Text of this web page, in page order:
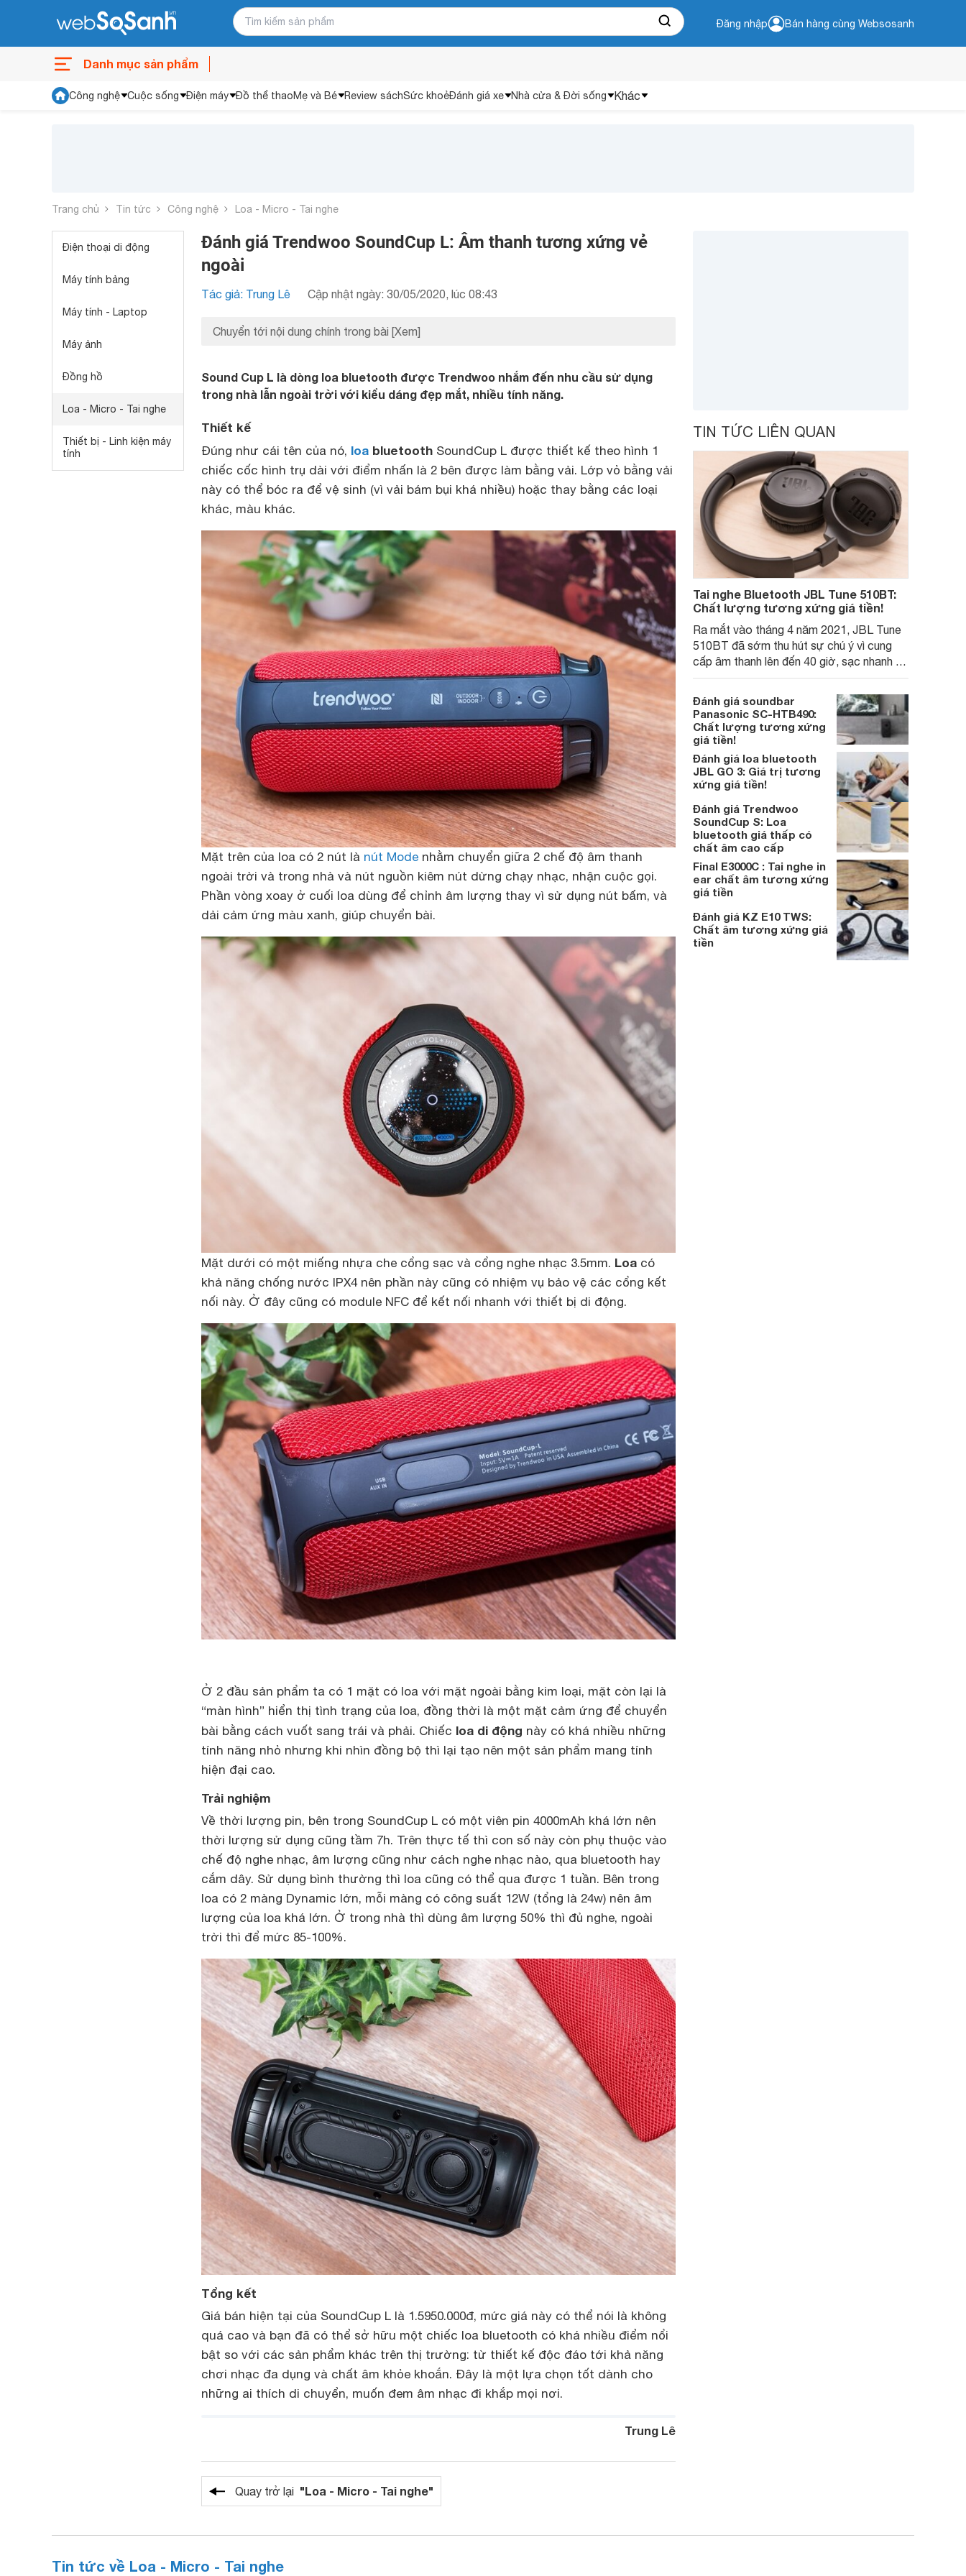
Đăng nhập Bán hàng cùng Websosanh
Danh mục sản phẩm
Công nghệ Cuộc sống Điện máy Đồ thể thaoMẹ và Bé Review sáchSức khoẻĐánh giá xe Nhà cửa & Đời sống Khác
Trang chủ Tin tức Công nghệ Loa - Micro - Tai nghe
Điện thoại di động
Máy tính bảng
Máy tính - Laptop
Máy ảnh
Đồng hồ
Loa - Micro - Tai nghe
Thiết bị - Linh kiện máy
tính
Đánh giá Trendwoo SoundCup L: Âm thanh tương xứng vẻ
ngoài
Tác giả: Trung Lê Cập nhật ngày: 30/05/2020, lúc 08:43
Chuyển tới nội dung chính trong bài [Xem]
Sound Cup L là dòng loa bluetooth được Trendwoo nhắm đến nhu cầu sử dụng
trong nhà lẫn ngoài trời với kiểu dáng đẹp mắt, nhiều tính năng.
Thiết kế
Đúng như cái tên của nó, loa bluetooth SoundCup L được thiết kế theo hình 1
chiếc cốc hình trụ dài với điểm nhấn là 2 bên được làm bằng vải. Lớp vỏ bằng vải
này có thể bóc ra để vệ sinh (vì vải bám bụi khá nhiều) hoặc thay bằng các loại
khác, màu khác.
Mặt trên của loa có 2 nút là nút Mode nhằm chuyển giữa 2 chế độ âm thanh
ngoài trời và trong nhà và nút nguồn kiêm nút dừng chạy nhạc, nhận cuộc gọi.
Phần vòng xoay ở cuối loa dùng để chỉnh âm lượng thay vì sử dụng nút bấm, và
dải cảm ứng màu xanh, giúp chuyển bài.
Mặt dưới có một miếng nhựa che cổng sạc và cổng nghe nhạc 3.5mm. Loa có
khả năng chống nước IPX4 nên phần này cũng có nhiệm vụ bảo vệ các cổng kết
nối này. Ở đây cũng có module NFC để kết nối nhanh với thiết bị di động.
Ở 2 đầu sản phẩm ta có 1 mặt có loa với mặt ngoài bằng kim loại, mặt còn lại là
“màn hình” hiển thị tình trạng của loa, đồng thời là một mặt cảm ứng để chuyển
bài bằng cách vuốt sang trái và phải. Chiếc loa di động này có khá nhiều những
tính năng nhỏ nhưng khi nhìn đồng bộ thì lại tạo nên một sản phẩm mang tính
hiện đại cao.
Trải nghiệm
Về thời lượng pin, bên trong SoundCup L có một viên pin 4000mAh khá lớn nên
thời lượng sử dụng cũng tầm 7h. Trên thực tế thì con số này còn phụ thuộc vào
chế độ nghe nhạc, âm lượng cũng như cách nghe nhạc nào, qua bluetooth hay
cắm dây. Sử dụng bình thường thì loa cũng có thể qua được 1 tuần. Bên trong
loa có 2 màng Dynamic lớn, mỗi màng có công suất 12W (tổng là 24w) nên âm
lượng của loa khá lớn. Ở trong nhà thì dùng âm lượng 50% thì đủ nghe, ngoài
trời thì để mức 85-100%.
Tổng kết
Giá bán hiện tại của SoundCup L là 1.5950.000đ, mức giá này có thể nói là không
quá cao và bạn đã có thể sở hữu một chiếc loa bluetooth có khá nhiều điểm nổi
bật so với các sản phẩm khác trên thị trường: từ thiết kế độc đáo tới khả năng
chơi nhạc đa dụng và chất âm khỏe khoắn. Đây là một lựa chọn tốt dành cho
những ai thích di chuyển, muốn đem âm nhạc đi khắp mọi nơi.
Trung Lê
Quay trở lại "Loa - Micro - Tai nghe"
TIN TỨC LIÊN QUAN
Tai nghe Bluetooth JBL Tune 510BT:
Chất lượng tương xứng giá tiền!
Ra mắt vào tháng 4 năm 2021, JBL Tune
510BT đã sớm thu hút sự chú ý vì cung
cấp âm thanh lên đến 40 giờ, sạc nhanh và
tỷ lệ hiệu suất âm thanh/chi phí ổn thoả.
Đánh giá soundbar
Panasonic SC-HTB490:
Chất lượng tương xứng
giá tiền!
Đánh giá loa bluetooth
JBL GO 3: Giá trị tương
xứng giá tiền!
Đánh giá Trendwoo
SoundCup S: Loa
bluetooth giá thấp có
chất âm cao cấp
Final E3000C : Tai nghe in
ear chất âm tương xứng
giá tiền
Đánh giá KZ E10 TWS:
Chất âm tương xứng giá
tiền
Tin tức về Loa - Micro - Tai nghe